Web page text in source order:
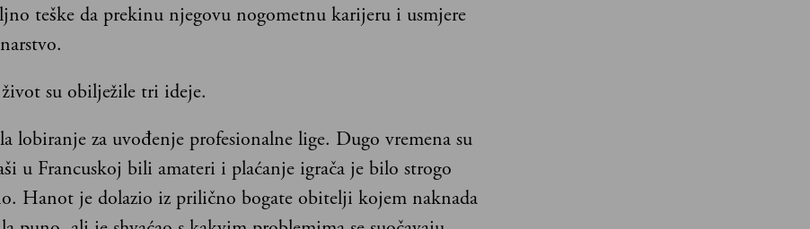
teške da prekinu njegovu nogometnu karijeru i usmjere
su obilježile tri ideje.
lobiranje za uvođenje profesionalne lige. Dugo vremena su
u Francuskoj bili amateri i plaćanje igrača je bilo strogo
Hanot je dolazio iz prilično bogate obitelji kojem naknada